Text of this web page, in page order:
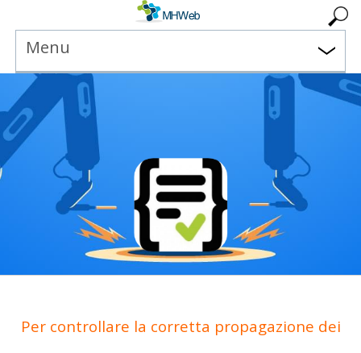
Menu
Per controllare la corretta propagazione dei